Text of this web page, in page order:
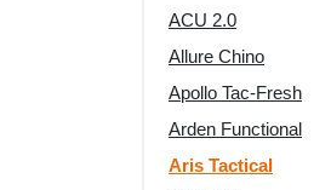
Výpredaj
ACU 2.0
Allure Chino
Apollo Tac-Fresh
Arden Functional
Aris Tactical